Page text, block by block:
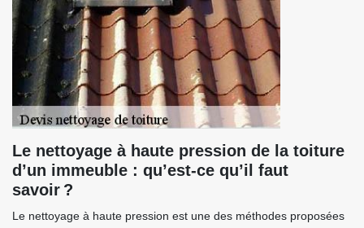
Le nettoyage à haute pression de la toiture
d’un immeuble : qu’est-ce qu’il faut
savoir ?
Le nettoyage à haute pression est une des méthodes proposées